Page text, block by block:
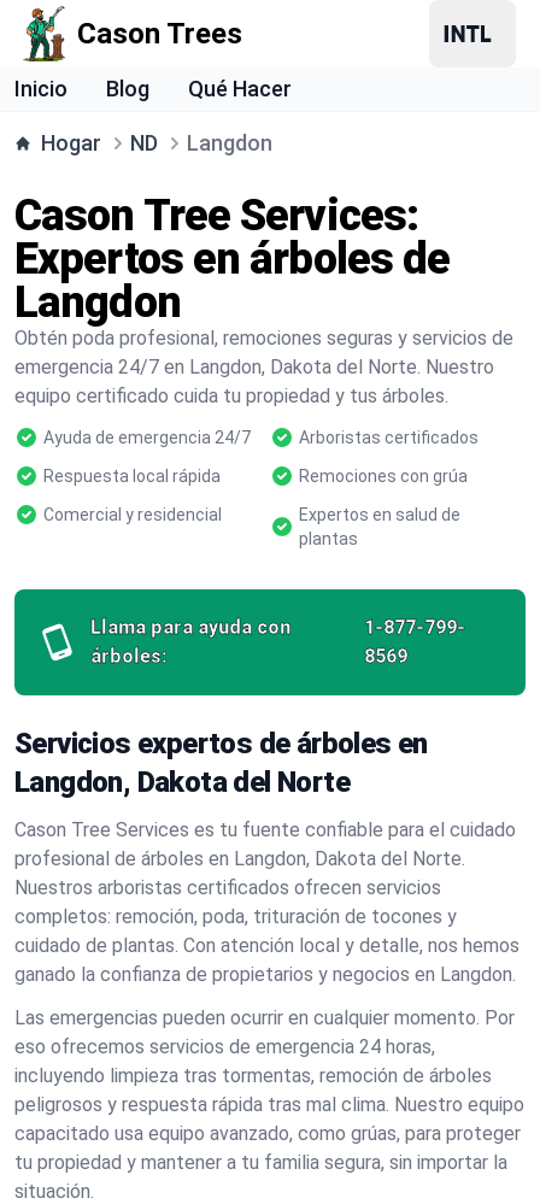
Cason Trees
Inicio Blog Qué Hacer
Hogar ND Langdon
Cason Tree Services:
Expertos en árboles de
Langdon
Obtén poda profesional, remociones seguras y servicios de
emergencia 24/7 en Langdon, Dakota del Norte. Nuestro
equipo certificado cuida tu propiedad y tus árboles.
Ayuda de emergencia 24/7
Arboristas certificados
Respuesta local rápida
Remociones con grúa
Comercial y residencial
Expertos en salud de
plantas
Llama para ayuda con
árboles:
1-877-799-
8569
Servicios expertos de árboles en
Langdon, Dakota del Norte
Cason Tree Services es tu fuente confiable para el cuidado
profesional de árboles en Langdon, Dakota del Norte.
Nuestros arboristas certificados ofrecen servicios
completos: remoción, poda, trituración de tocones y
cuidado de plantas. Con atención local y detalle, nos hemos
ganado la confianza de propietarios y negocios en Langdon.
Las emergencias pueden ocurrir en cualquier momento. Por
eso ofrecemos servicios de emergencia 24 horas,
incluyendo limpieza tras tormentas, remoción de árboles
peligrosos y respuesta rápida tras mal clima. Nuestro equipo
capacitado usa equipo avanzado, como grúas, para proteger
tu propiedad y mantener a tu familia segura, sin importar la
situación.